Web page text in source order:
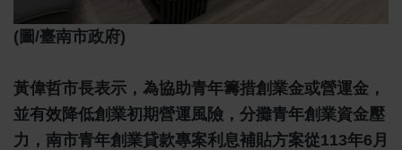
(圖/臺南市政府)
黃偉哲市長表示，為協助青年籌措創業金或營運金，
並有效降低創業初期營運風險，分攤青年創業資金壓
力，南市青年創業貸款專案利息補貼方案從113年6月